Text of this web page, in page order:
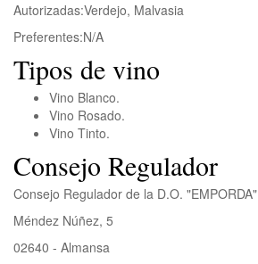
Autorizadas:Verdejo, Malvasia
Preferentes:N/A
Tipos de vino
Vino Blanco.
Vino Rosado.
Vino Tinto.
Consejo Regulador
Consejo Regulador de la D.O. "EMPORDA"
Méndez Núñez, 5
02640 - Almansa